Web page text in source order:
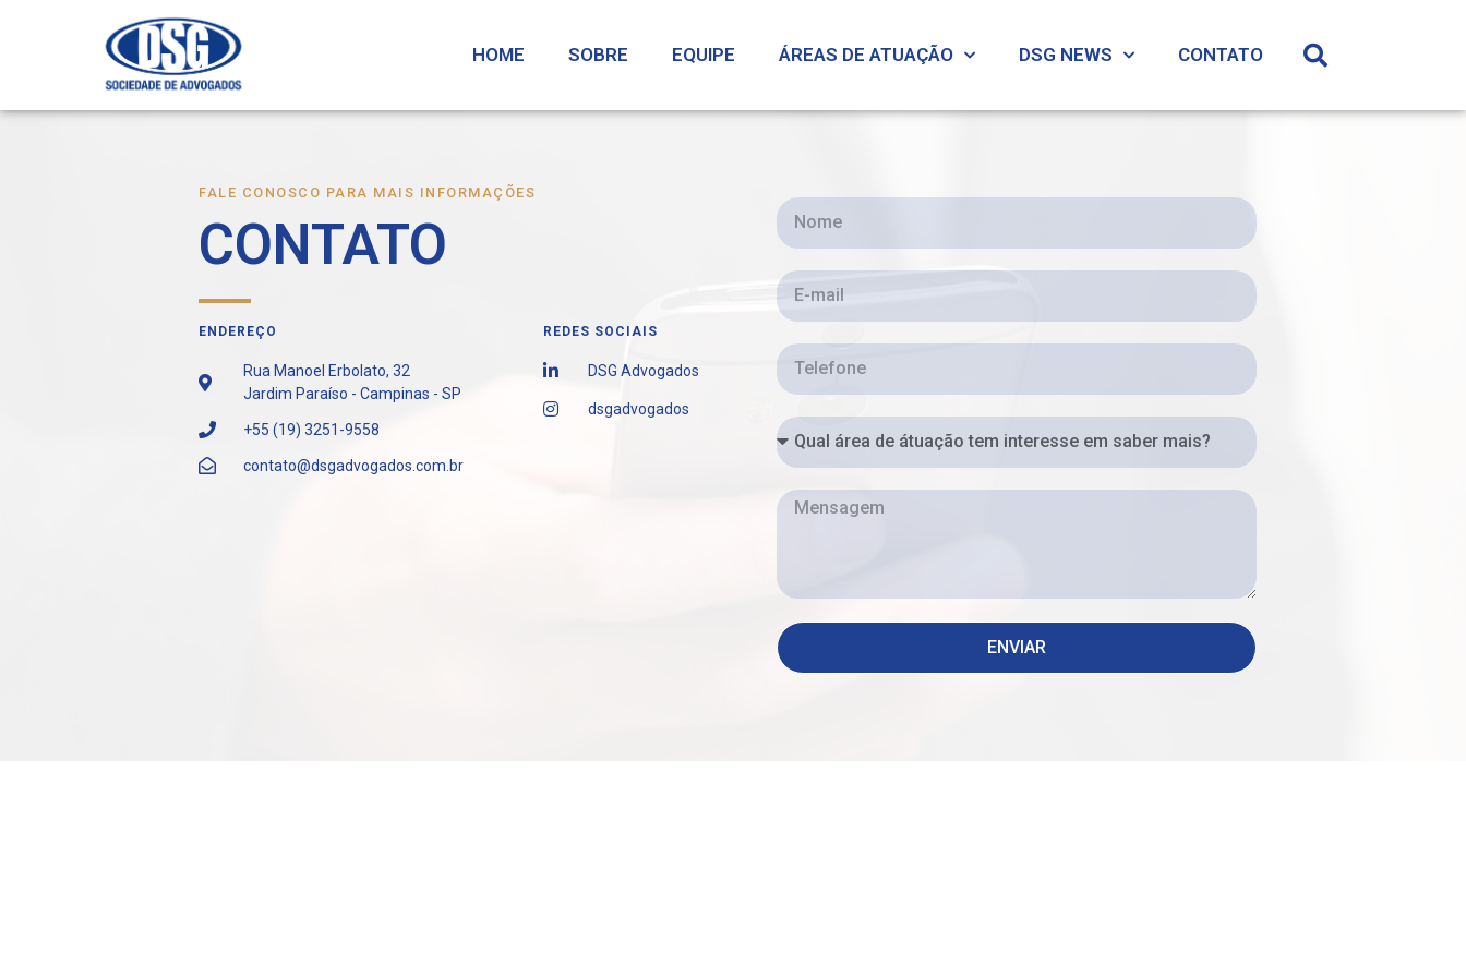
HOME SOBRE EQUIPE ÁREAS DE ATUAÇÃO DSG NEWS CONTATO
FALE CONOSCO PARA MAIS INFORMAÇÕES
CONTATO
ENDEREÇO
Rua Manoel Erbolato, 32
Jardim Paraíso - Campinas - SP
+55 (19) 3251-9558
contato@dsgadvogados.com.br
REDES SOCIAIS
DSG Advogados
dsgadvogados
ENVIAR